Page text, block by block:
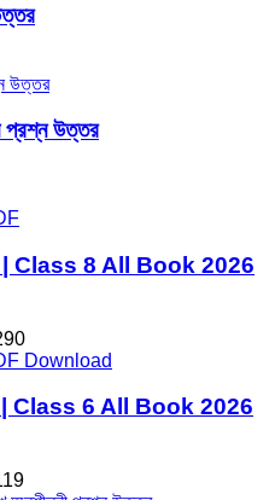
প্রশ্ন উত্তর
| Class 8 All Book 2026
| Class 6 All Book 2026